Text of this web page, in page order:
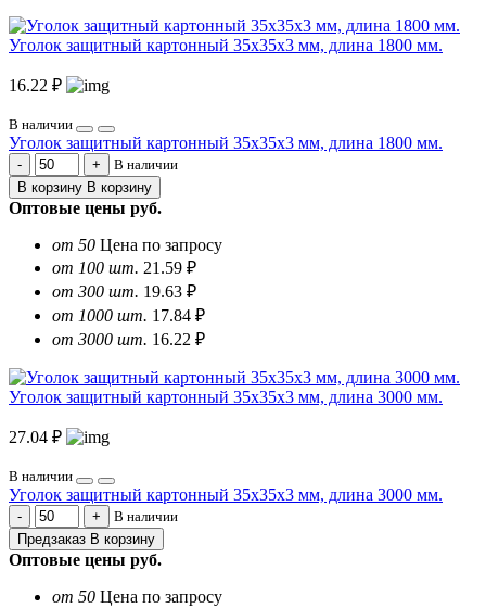
Уголок защитный картонный 35х35х3 мм, длина 1800 мм.
16.22 ₽
В наличии
Уголок защитный картонный 35х35х3 мм, длина 1800 мм.
В наличии
В корзину В корзину
Оптовые цены руб.
от 50 Цена по запросу
от 100 шт. 21.59 ₽
от 300 шт. 19.63 ₽
от 1000 шт. 17.84 ₽
от 3000 шт. 16.22 ₽
Уголок защитный картонный 35х35х3 мм, длина 3000 мм.
27.04 ₽
В наличии
Уголок защитный картонный 35х35х3 мм, длина 3000 мм.
В наличии
Предзаказ В корзину
Оптовые цены руб.
от 50 Цена по запросу